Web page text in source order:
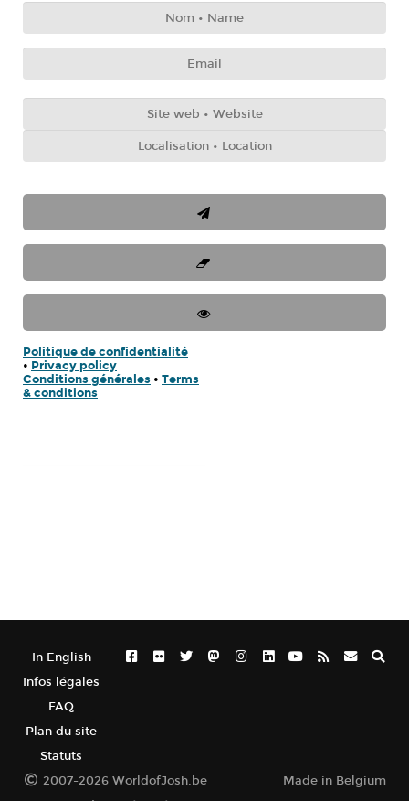
Politique de confidentialité
• Privacy policy
Conditions générales • Terms
& conditions
In English
Infos légales
FAQ
Plan du site
Statuts
2007-2026 WorldofJosh.be
Made in Belgium